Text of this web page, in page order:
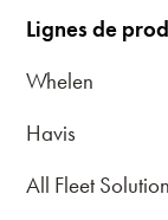
Lignes de
Whelen
Havis
All Fleet